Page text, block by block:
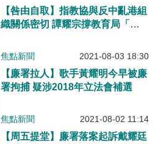
【咎由自取】指教協與反中亂港組
織關係密切 譚耀宗撐教育局「割
焦點新聞 2021-08-03 18:30
【廉署拉人】歌手黃耀明今早被廉
署拘捕 疑涉2018年立法會補選
焦點新聞 2021-08-02 11:14
【周五提堂】廉署落案起訴戴耀廷